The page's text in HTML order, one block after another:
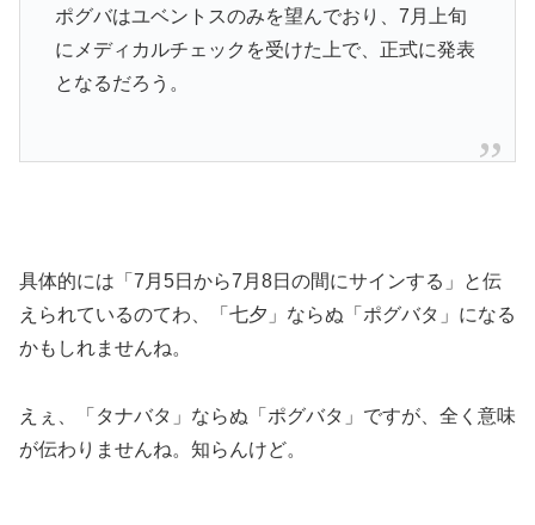
ポグバはユベントスのみを望んでおり、7月上旬
にメディカルチェックを受けた上で、正式に発表
となるだろう。
具体的には「7月5日から7月8日の間にサインする」と伝
えられているのてわ、「七夕」ならぬ「ポグバタ」になる
かもしれませんね。
えぇ、「タナバタ」ならぬ「ポグバタ」ですが、全く意味
が伝わりませんね。知らんけど。